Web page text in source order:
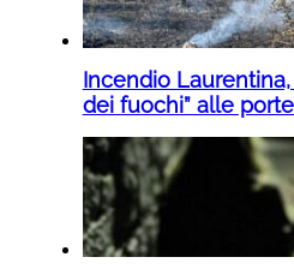
Incendio
dei fuochi” alle